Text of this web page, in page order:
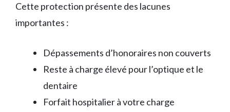
Cette protection présente des lacunes
importantes :
Dépassements d’honoraires non couverts
Reste à charge élevé pour l’optique et le
dentaire
Forfait hospitalier à votre charge